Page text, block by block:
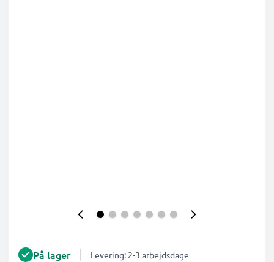
På lager Levering: 2-3 arbejdsdage